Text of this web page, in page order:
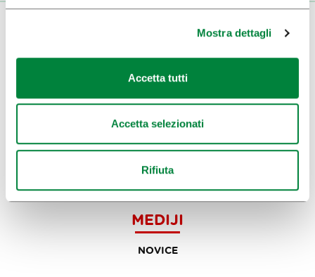
Mostra dettagli
Accetta tutti
Accetta selezionati
Rifiuta
VISITATORI
VISITE E GITE
ARTE E CULTURA
CIBO E BEVANDE
INFORMAZIONI DI VIAGGIO
MEDIJI
NOVICE